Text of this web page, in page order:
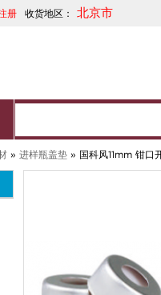
册 收货地区： 北京市
» 进样瓶盖垫 » 国科风11mm 钳口